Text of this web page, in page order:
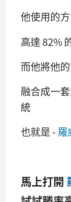
他使用的
高達 82%
而他將他
融合成一
統
也就是 - 羅
馬上打開